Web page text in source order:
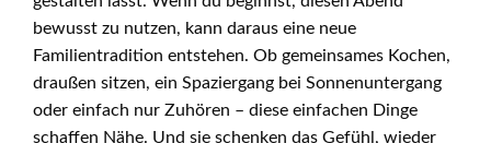
bewusst zu nutzen, kann daraus eine neue
Familientradition entstehen. Ob gemeinsames Kochen,
draußen sitzen, ein Spaziergang bei Sonnenuntergang
oder einfach nur Zuhören – diese einfachen Dinge
schaffen Nähe. Und sie schenken das Gefühl, wieder